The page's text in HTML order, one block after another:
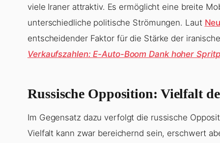
viele Iraner attraktiv. Es ermöglicht eine breite
unterschiedliche politische Strömungen. Laut
entscheidender Faktor für die Stärke der
Verkaufszahlen: E-Auto-Boom Dank hoher
Russische Opposition: Vielfalt
Im Gegensatz dazu verfolgt die russische
Vielfalt kann zwar bereichernd sein, erschwert